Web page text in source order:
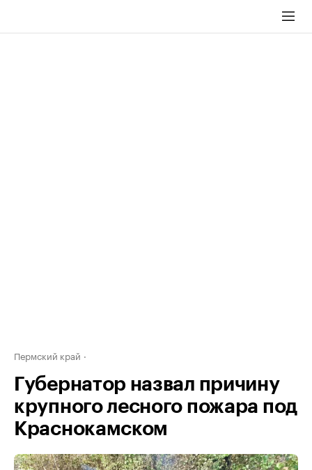
Пермский край
Губернатор назвал причину
крупного лесного пожара под
Краснокамском